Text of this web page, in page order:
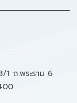
1 ถ.พระราม 6